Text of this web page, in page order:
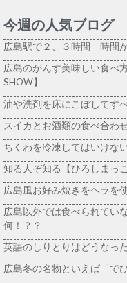
今週の人気ブログ
広島駅で２、３時間 時間
広島のがんす美味しい食べ
SHOW】
油や洗剤を床にこぼしてす
スイカとお酒類の食べ合わ
ちくわを冷凍してはいけな
知る人ぞ知る【ひろしまっこ
広島風お好み焼きをヘラを
広島以外では食べられてい
何！？？
英語のしりとりはどうなっ
広島冬の名物といえば「で